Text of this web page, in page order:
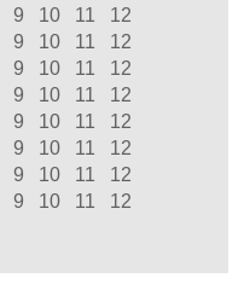
9 10 11
12
9 10 11
12
9 10 11
12
9 10 11
12
9 10 11
12
9 10 11
12
9 10 11
12
9 10 11
12